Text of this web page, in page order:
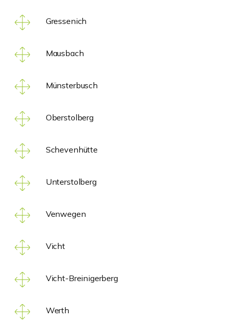
Gressenich
Mausbach
Münsterbusch
Oberstolberg
Schevenhütte
Unterstolberg
Venwegen
Vicht
Vicht-Breinigerberg
Werth